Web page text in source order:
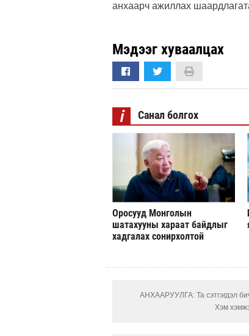
анхаарч ажиллах
Мэдээг хуваалцах
i Санал болгох
Оросууд Монголын
шатахууны хараат байдлыг
хадгалах сонирхолтой
АНХААРУУЛГА: Та сэтгэгдэл
Хэм